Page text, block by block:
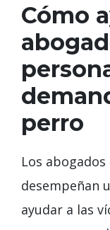
Cómo
perro
Los
desempeñan
ayudar a las